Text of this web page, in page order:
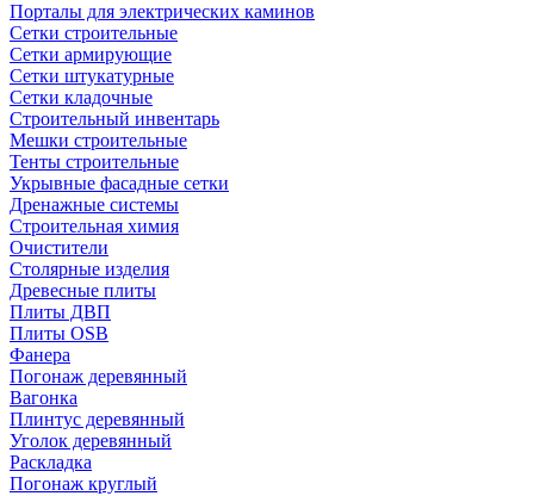
Порталы для электрических каминов
Сетки строительные
Сетки армирующие
Сетки штукатурные
Сетки кладочные
Строительный инвентарь
Мешки строительные
Тенты строительные
Укрывные фасадные сетки
Дренажные системы
Строительная химия
Очистители
Столярные изделия
Древесные плиты
Плиты ДВП
Плиты OSB
Фанера
Погонаж деревянный
Вагонка
Плинтус деревянный
Уголок деревянный
Раскладка
Погонаж круглый